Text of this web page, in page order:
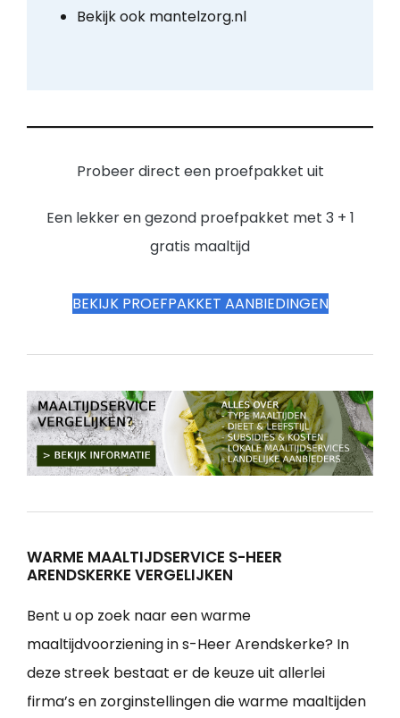
Bekijk ook mantelzorg.nl
Probeer direct een proefpakket uit
Een lekker en gezond proefpakket met 3 + 1
gratis maaltijd
BEKIJK PROEFPAKKET AANBIEDINGEN
WARME MAALTIJDSERVICE S-HEER
ARENDSKERKE VERGELIJKEN
Bent u op zoek naar een warme
maaltijdvoorziening in s-Heer Arendskerke? In
deze streek bestaat er de keuze uit allerlei
firma’s en zorginstellingen die warme maaltijden